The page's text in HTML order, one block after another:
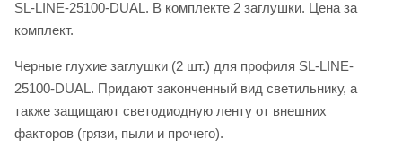
SL-LINE-25100-DUAL. В комплекте 2 заглушки. Цена за
комплект.
Черные глухие заглушки (2 шт.) для профиля SL-LINE-
25100-DUAL. Придают законченный вид светильнику, а
также защищают светодиодную ленту от внешних
факторов (грязи, пыли и прочего).